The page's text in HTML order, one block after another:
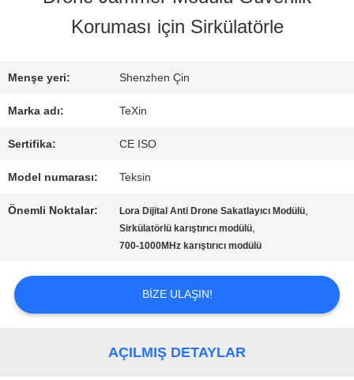
KALITE
KONTROL
BIZE
ULAŞIN
HABERLER
BLOG
Koruması için Sirkülatörle
Menşe yeri: Shenzhen Çin
Marka adı: TeXin
Sertifika: CE ISO
Model numarası: Teksin
Önemli Noktalar: Lora Dijital Anti Drone Sakatlayıcı Modülü,
Sirkülatörlü karıştırıcı modülü,
700-1000MHz karıştırıcı modülü
BIZE ULAŞIN!
AÇILMIŞ DETAYLAR